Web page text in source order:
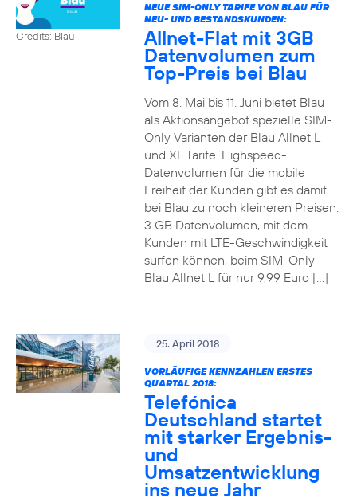
Credits: Blau
NEUE SIM-ONLY TARIFE VON BLAU FÜR
NEU- UND BESTANDSKUNDEN:
Allnet-Flat mit 3GB
Datenvolumen zum
Top-Preis bei Blau
Vom 8. Mai bis 11. Juni bietet Blau
als Aktionsangebot spezielle SIM-
Only Varianten der Blau Allnet L
und XL Tarife. Highspeed-
Datenvolumen für die mobile
Freiheit der Kunden gibt es damit
bei Blau zu noch kleineren Preisen:
3 GB Datenvolumen, mit dem
Kunden mit LTE-Geschwindigkeit
surfen können, beim SIM-Only
Blau Allnet L für nur 9,99 Euro […]
25. April 2018
VORLÄUFIGE KENNZAHLEN ERSTES
QUARTAL 2018:
Telefónica
Deutschland startet
mit starker Ergebnis-
und
Umsatzentwicklung
ins neue Jahr